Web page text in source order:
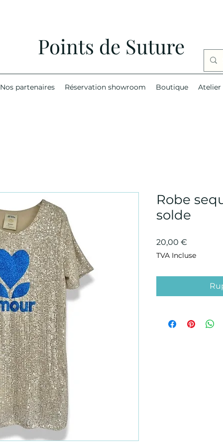
Points de Suture
Nos partenaires Réservation showroom Boutique Atelier
Robe
solde
20,00 €
TVA Incluse